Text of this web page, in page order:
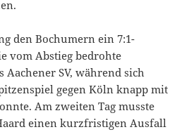
den Bochumern ein 7:1-
vom Abstieg bedrohte
SV, während sich
gegen Köln knapp mit
Am zweiten Tag musste
einen kurzfristigen Ausfall